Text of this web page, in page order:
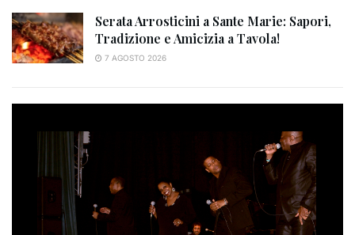
Serata Arrosticini a Sante Marie: Sapori,
Tradizione e Amicizia a Tavola!
7 AGOSTO 2026